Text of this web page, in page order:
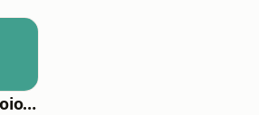
Radio Gamma Gioiosa Italian Songs